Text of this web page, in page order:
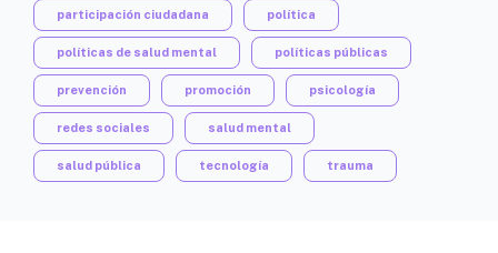
participación ciudadana política
políticas de salud mental políticas públicas
prevención promoción psicología
redes sociales salud mental
salud pública tecnología trauma